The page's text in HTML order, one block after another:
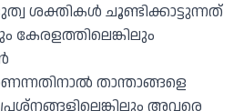
ശക്തികൾ ചൂണ്ടിക്കാട്ടുന്നത്
കേരളത്തിലെങ്കിലും
താന്താങ്ങളെ
അവരെ